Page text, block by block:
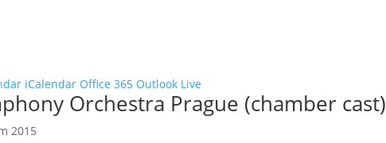
iCalendar Office 365 Outlook Live
Orchestra Prague (chamber cast)